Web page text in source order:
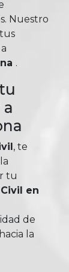
Nuestro
.
, te
tu
en
de
la